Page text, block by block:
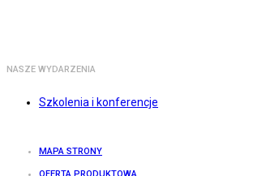
NASZE WYDARZENIA
Szkolenia i konferencje
MAPA STRONY